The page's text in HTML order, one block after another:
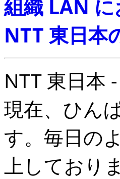
組織 LAN
NTT 東日本
NTT 東日本
現在、ひん
す。毎日の
上しており